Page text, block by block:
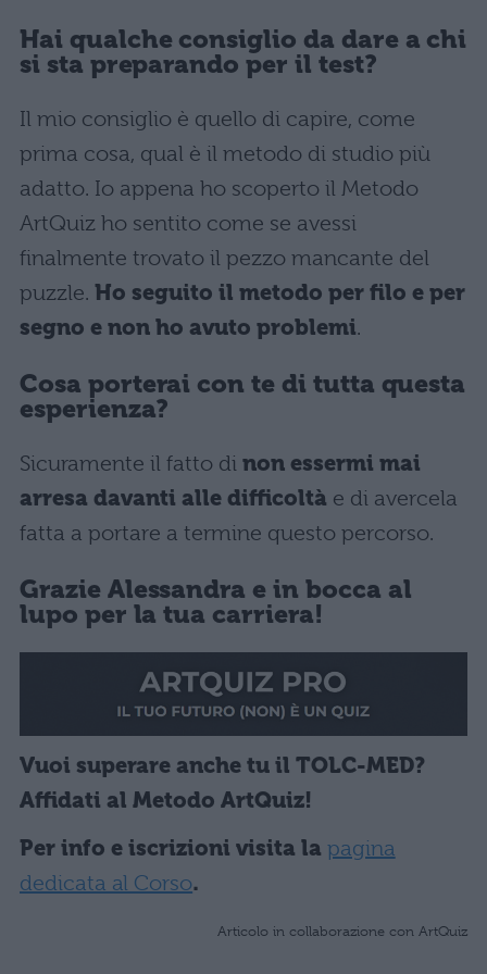
Hai qualche consiglio da dare a chi
si sta preparando per il test?
Il mio consiglio è quello di capire, come
prima cosa, qual è il metodo di studio più
adatto. Io appena ho scoperto il Metodo
ArtQuiz ho sentito come se avessi
finalmente trovato il pezzo mancante del
puzzle. Ho seguito il metodo per filo e per
segno e non ho avuto problemi.
Cosa porterai con te di tutta questa
esperienza?
Sicuramente il fatto di non essermi mai
arresa davanti alle difficoltà e di avercela
fatta a portare a termine questo percorso.
Grazie Alessandra e in bocca al
lupo per la tua carriera!
Vuoi superare anche tu il TOLC-MED?
Affidati al Metodo ArtQuiz!
Per info e iscrizioni visita la pagina
dedicata al Corso.
Articolo in collaborazione con ArtQuiz